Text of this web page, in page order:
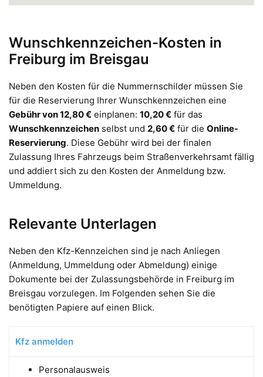
Wunschkennzeichen-Kosten in
Freiburg im Breisgau
Neben den Kosten für die Nummernschilder müssen Sie
für die Reservierung Ihrer Wunschkennzeichen eine
Gebühr von 12,80 € einplanen: 10,20 € für das
Wunschkennzeichen selbst und 2,60 € für die Online-
Reservierung. Diese Gebühr wird bei der finalen
Zulassung Ihres Fahrzeugs beim Straßenverkehrsamt fällig
und addiert sich zu den Kosten der Anmeldung bzw.
Ummeldung.
Relevante Unterlagen
Neben den Kfz-Kennzeichen sind je nach Anliegen
(Anmeldung, Ummeldung oder Abmeldung) einige
Dokumente bei der Zulassungsbehörde in Freiburg im
Breisgau vorzulegen. Im Folgenden sehen Sie die
benötigten Papiere auf einen Blick.
Kfz anmelden
Personalausweis